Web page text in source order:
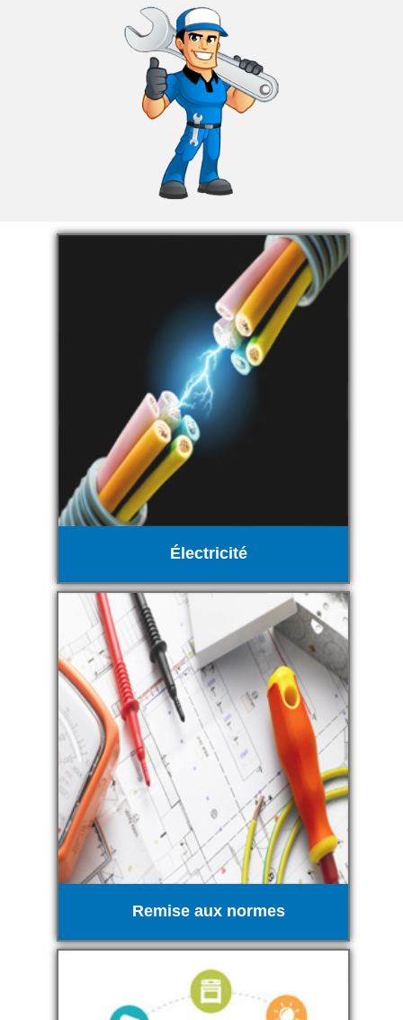
Électricité
Remise aux normes